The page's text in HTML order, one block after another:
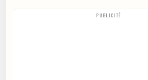
PUBLICITÉ